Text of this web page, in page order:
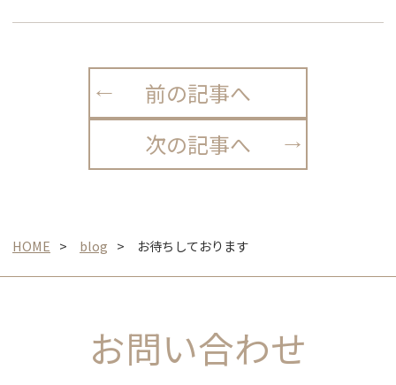
前の記事へ
次の記事へ
HOME blog お待ちしております
お問い合わせ